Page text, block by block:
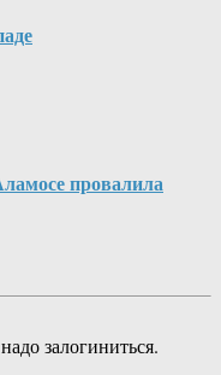
провалила
залогиниться.